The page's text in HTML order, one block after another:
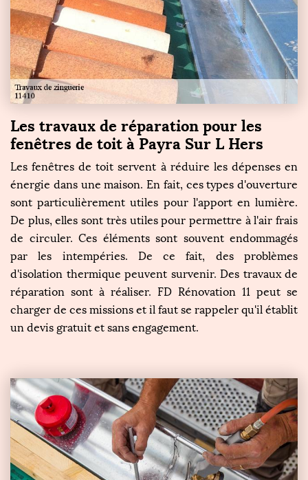
Les travaux de réparation pour les
fenêtres de toit à Payra Sur L Hers
Les fenêtres de toit servent à réduire les dépenses en
énergie dans une maison. En fait, ces types d'ouverture
sont particulièrement utiles pour l'apport en lumière.
De plus, elles sont très utiles pour permettre à l'air frais
de circuler. Ces éléments sont souvent endommagés
par les intempéries. De ce fait, des problèmes
d'isolation thermique peuvent survenir. Des travaux de
réparation sont à réaliser. FD Rénovation 11 peut se
charger de ces missions et il faut se rappeler qu'il établit
un devis gratuit et sans engagement.